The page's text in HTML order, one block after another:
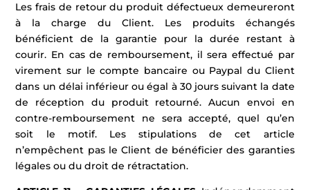
Les frais de retour du produit défectueux demeureront
à la charge du Client. Les produits échangés
bénéficient de la garantie pour la durée restant à
courir. En cas de remboursement, il sera effectué par
virement sur le compte bancaire ou Paypal du Client
dans un délai inférieur ou égal à 30 jours suivant la date
de réception du produit retourné. Aucun envoi en
contre-remboursement ne sera accepté, quel qu’en
soit le motif. Les stipulations de cet article
n’empêchent pas le Client de bénéficier des garanties
légales ou du droit de rétractation.